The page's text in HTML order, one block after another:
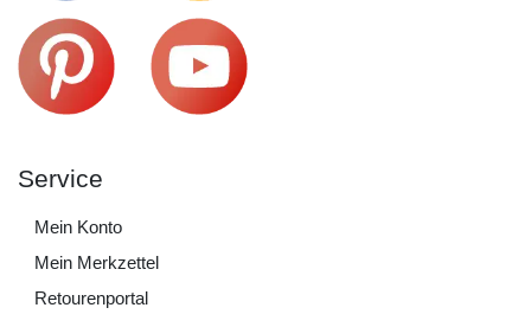
Service
Mein Konto
Mein Merkzettel
Retourenportal